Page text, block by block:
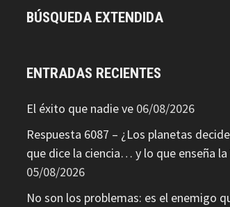
BÚSQUEDA EXTENDIDA
ENTRADAS RECIENTES
El éxito que nadie ve 06/08/2026
Respuesta 6087 – ¿Los planetas
que dice la ciencia… y lo que enseña la
05/08/2026
No son los problemas: es el enemigo